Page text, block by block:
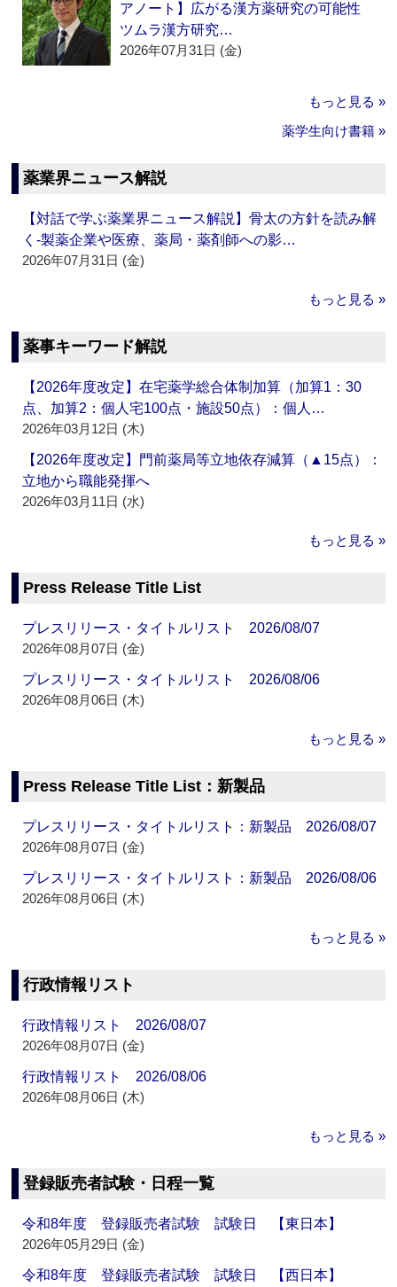
アノート】広がる漢方薬研究の可能性
ツムラ漢方研究…
2026年07月31日 (金)
もっと見る »
薬学生向け書籍 »
薬業界ニュース解説
【対話で学ぶ薬業界ニュース解説】骨太の方針を読み解
く‐製薬企業や医療、薬局・薬剤師への影…
2026年07月31日 (金)
もっと見る »
薬事キーワード解説
【2026年度改定】在宅薬学総合体制加算（加算1：30
点、加算2：個人宅100点・施設50点）：個人…
2026年03月12日 (木)
【2026年度改定】門前薬局等立地依存減算（▲15点）：
立地から職能発揮へ
2026年03月11日 (水)
もっと見る »
Press Release Title List
プレスリリース・タイトルリスト 2026/08/07
2026年08月07日 (金)
プレスリリース・タイトルリスト 2026/08/06
2026年08月06日 (木)
もっと見る »
Press Release Title List：新製品
プレスリリース・タイトルリスト：新製品 2026/08/07
2026年08月07日 (金)
プレスリリース・タイトルリスト：新製品 2026/08/06
2026年08月06日 (木)
もっと見る »
行政情報リスト
行政情報リスト 2026/08/07
2026年08月07日 (金)
行政情報リスト 2026/08/06
2026年08月06日 (木)
もっと見る »
登録販売者試験・日程一覧
令和8年度 登録販売者試験 試験日 【東日本】
2026年05月29日 (金)
令和8年度 登録販売者試験 試験日 【西日本】